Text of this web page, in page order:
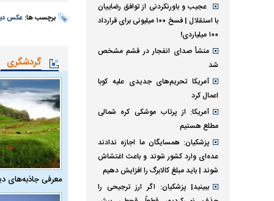
برچسب ها: عکس
گردشگری
معرفی جاذبه‌های
عجیب و باورنکردنی از توافق رضاییان
با استقلال | فسخ ۱۰۰ میلیونی برای قرارداد
۱۰۰ میلیاردی!
منشأ صدای انفجار در قشم مشخص
شد
آمریکا تحریم‌های جدیدی علیه کوبا
اعمال کرد
آمریکا: از پرتاب موشکی کره شمالی
مطلع هستیم
پزشکیان: همسایگان ما اجازه ندادند
عده‌ای وارد کشور شوند و باعث اغتشاش
شوند | باید مبلغ کالابرگ را افزایش دهیم
ببینید| پزشکیان: اگر ارز ترجیحی را